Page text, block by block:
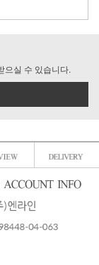
으실 수 있습니다.